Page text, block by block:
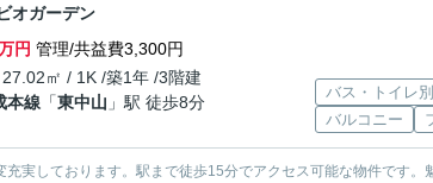
オガーデン
円 管理/共益費3,300円
㎡ / 1K /築1年 /3階建
本線 「東中山 」駅 徒歩8分
バス・トイレ別
バルコニー
実しております。駅まで徒歩15分でアクセス可能な物件です。